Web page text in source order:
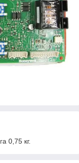
0,75 кг.